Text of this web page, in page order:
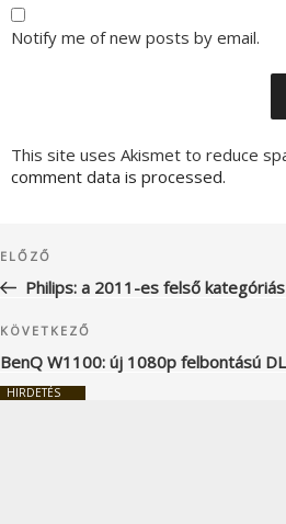
Notify me of new posts by email.
This site uses Akismet to reduce
comment data is processed.
navigáció
Korábbi
bejegyzés
ELŐZŐ
Philips: a 2011-es felső
Következő
bejegyzés
KÖVETKEZŐ
BenQ W1100: új 1080p felbontású
HIRDETÉS